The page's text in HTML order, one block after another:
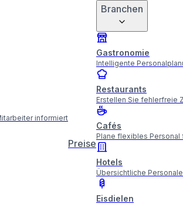
informiert
Preise
Branchen
Gastronomie
Intelligente
Restaurants
Erstellen Sie fehlerfreie
Cafés
Plane flexibles
Hotels
Übersichtliche
Eisdielen